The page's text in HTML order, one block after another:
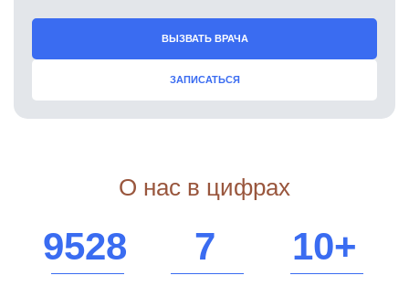
ВЫЗВАТЬ ВРАЧА
ЗАПИСАТЬСЯ
О нас в цифрах
9528 7 10+